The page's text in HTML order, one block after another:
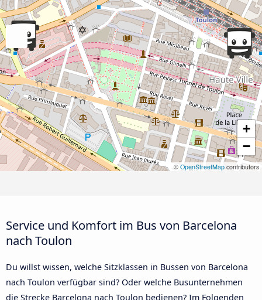
+
−
© OpenStreetMap contributors
Service und Komfort im Bus von Barcelona
nach Toulon
Du willst wissen, welche Sitzklassen in Bussen von Barcelona
nach Toulon verfügbar sind? Oder welche Busunternehmen
die Strecke Barcelona nach Toulon bedienen? Im Folgenden